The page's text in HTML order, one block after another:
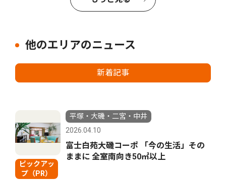
他のエリアのニュース
新着記事
ピックアッ
プ（PR）
平塚・大磯・二宮・中井
2026.04.10
富士白苑大磯コーポ 「今の生活」その
ままに 全室南向き50㎡以上